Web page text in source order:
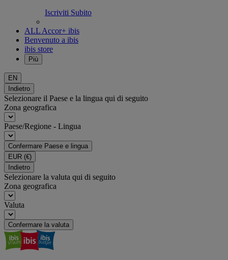
Iscriviti Subito
ALL Accor+ ibis
Benvenuto a ibis
ibis store
Più
EN
Indietro
Selezionare il Paese e la lingua qui di seguito
Zona geografica
Paese/Regione - Lingua
Confermare Paese e lingua
EUR (€)
Indietro
Selezionare la valuta qui di seguito
Zona geografica
Valuta
Confermare la valuta